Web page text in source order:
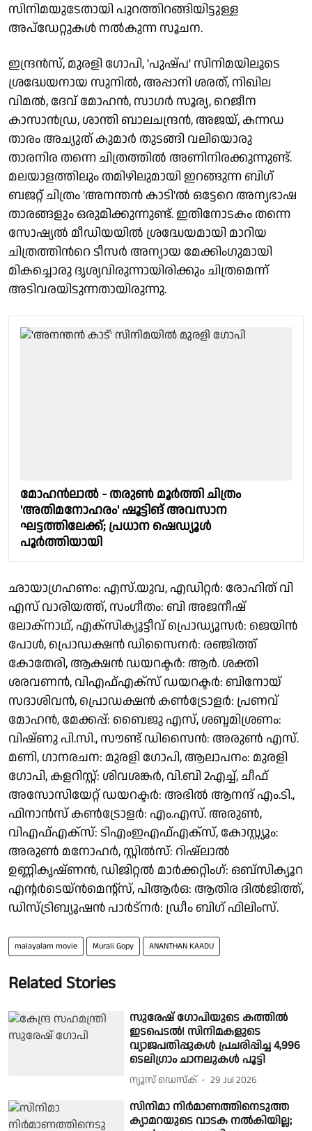
സിനിമയുടേതായി പുറത്തിറങ്ങിയിട്ടുള്ള
അപ്ഡേറ്റുകള്‍ നൽകുന്ന സൂചന.
ഇന്ദ്രൻസ്, മുരളി ഗോപി, 'പുഷ്പ' സിനിമയിലൂടെ
ശ്രദ്ധേയനായ സുനിൽ, അപ്പാനി ശരത്, നിഖില
വിമൽ, ദേവ്‌ മോഹൻ, സാഗർ സൂര്യ, റെജീന
കാസാൻഡ്ര, ശാന്തി ബാലചന്ദ്രൻ, അജയ്, കന്നഡ
താരം അച്യുത് കുമാർ തുടങ്ങി വലിയൊരു
താരനിര തന്നെ ചിത്രത്തിൽ അണിനിരക്കുന്നുണ്ട്.
മലയാളത്തിലും തമിഴിലുമായി ഇറങ്ങുന്ന ബിഗ്
ബജറ്റ് ചിത്രം 'അനന്തൻ കാടി'ൽ ഒട്ടേറെ അന്യഭാഷ
താരങ്ങളും ഒരുമിക്കുന്നുണ്ട്. ഇതിനോടകം തന്നെ
സോഷ്യൽ മീഡിയയിൽ ശ്രദ്ധേയമായി മാറിയ
ചിത്രത്തിന്‍റെ ടീസർ അന്യായ മേക്കിംഗുമായി
മികച്ചൊരു ദൃശ്യവിരുന്നായിരിക്കും ചിത്രമെന്ന്
അടിവരയിടുന്നതായിരുന്നു.
മോഹൻലാൽ - തരുൺ മൂർത്തി ചിത്രം
'അതിമനോഹരം' ഷൂട്ടിങ് അവസാന
ഘട്ടത്തിലേക്ക്; പ്രധാന ഷെഡ്യൂൾ
പൂർത്തിയായി
ഛായാഗ്രഹണം: എസ്.യുവ, എഡിറ്റർ: രോഹിത് വി
എസ് വാരിയത്ത്, സംഗീതം: ബി അജനീഷ്
ലോക്നാഥ്, എക്‌സിക്യൂട്ടീവ് പ്രൊഡ്യൂസർ: ജെയിൻ
പോൾ, പ്രൊഡക്ഷൻ ഡിസൈനർ: രഞ്ജിത്ത്
കോതേരി, ആക്ഷൻ ഡയറക്ടർ: ആർ. ശക്തി
ശരവണൻ, വിഎഫ്എക്സ് ഡയറക്ടർ: ബിനോയ്
സദാശിവൻ, പ്രൊഡക്ഷൻ കൺട്രോളർ: പ്രണവ്
മോഹൻ, മേക്കപ്പ്: ബൈജു എസ്, ശബ്ദമിശ്രണം:
വിഷ്ണു പി.സി., സൗണ്ട് ഡിസൈൻ: അരുൺ എസ്.
മണി, ഗാനരചന: മുരളി ഗോപി, ആലാപനം: മുരളി
ഗോപി, കളറിസ്റ്റ്: ശിവശങ്കർ, വി.ബി 2എച്ച്, ചീഫ്
അസോസിയേറ്റ് ഡയറക്ടർ: അഭിൽ ആനന്ദ് എം.ടി.,
ഫിനാൻസ് കൺട്രോളർ: എം.എസ്. അരുൺ,
വിഎഫ്എക്സ്: ടിഎംഇഎഫ്എക്സ്, കോസ്റ്റ്യൂം:
അരുൺ മനോഹർ, സ്റ്റിൽസ്: റിഷ്‍ലാൽ
ഉണ്ണികൃഷ്ണൻ, ഡിജിറ്റൽ മാർക്കറ്റിംഗ്: ഒബ്സിക്യൂറ
എൻ്റർടെയ്ൻമെൻ്റ്സ്, പിആർഒ: ആതിര ദിൽജിത്ത്,
ഡിസ്ട്രിബ്യൂഷൻ പാർട്നർ: ഡ്രീം ബിഗ് ഫിലിംസ്.
malayalam movie Murali Gopy ANANTHAN KAADU
Related Stories
സുരേഷ് ഗോപിയുടെ കത്തിൽ
ഇടപെടൽ! സിനിമകളുടെ
വ്യാജപതിപ്പുകൾ പ്രചരിപ്പിച്ച 4,996
ടെലിഗ്രാം ചാനലുകൾ പൂട്ടി
ന്യൂസ് ഡെസ്ക് 29 Jul 2026
സിനിമാ നിർമാണത്തിനെടുത്ത
ക്യാമറയുടെ വാടക നൽകിയില്ല;